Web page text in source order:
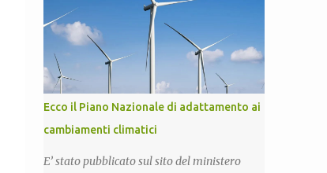
Ecco il Piano Nazionale di adattamento ai
cambiamenti climatici
E’ stato pubblicato sul sito del ministero